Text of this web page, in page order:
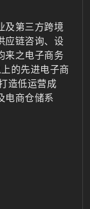
及第三方跨境
应链咨询、设
来之电子商务
的先进电子商
造低运营成
电商仓储系